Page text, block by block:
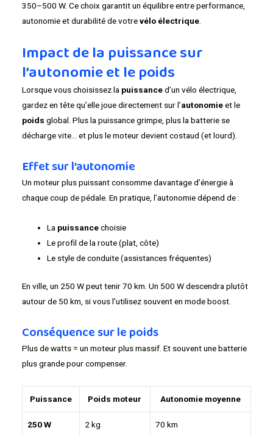
350–500 W. Ce choix garantit un équilibre entre performance,
autonomie et durabilité de votrevélo électrique.
Impact de la puissance sur
l’autonomie et le poids
Lorsque vous choisissez la puissanced’un vélo électrique,
gardez en tête qu’elle joue directement sur l’autonomieet le
poids global. Plus la puissance grimpe, plus la batterie se
décharge vite… et plus le moteur devient costaud (et lourd).
Effet sur l’autonomie
Un moteur plus puissant consomme davantage d’énergie à
chaque coup de pédale. En pratique, l’autonomie dépend de :
La puissancechoisie
Le profil de la route (plat, côte)
Le style de conduite (assistances fréquentes)
En ville, un 250 W peut tenir 70 km. Un 500 W descendra plutôt
autour de 50 km, si vous l’utilisez souvent en mode boost.
Conséquence sur le poids
Plus de watts = un moteur plus massif. Et souvent une batterie
plus grande pour compenser.
Puissance Poids moteur Autonomie moyenne
250 W 2 kg 70 km